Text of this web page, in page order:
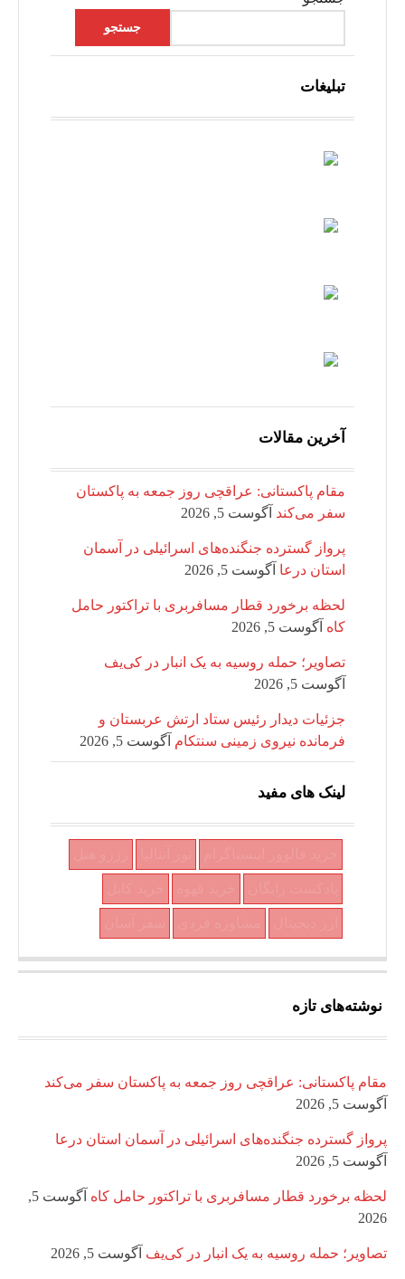
جستجو
تبلیغات
آخرین مقالات
مقام پاکستانی: عراقچی روز جمعه به پاکستان
سفر می‌کند آگوست 5, 2026
پرواز گسترده جنگنده‌های اسرائیلی در آسمان
استان درعا آگوست 5, 2026
لحظه برخورد قطار مسافربری با تراکتور حامل
کاه آگوست 5, 2026
تصاویر؛ حمله روسیه به یک انبار در کی‌یف
آگوست 5, 2026
جزئیات دیدار رئیس ستاد ارتش عربستان و
فرمانده نیروی زمینی سنتکام آگوست 5, 2026
لینک های مفید
نوشته‌های تازه
مقام پاکستانی: عراقچی روز جمعه به پاکستان سفر می‌کند
آگوست 5, 2026
پرواز گسترده جنگنده‌های اسرائیلی در آسمان استان درعا
آگوست 5, 2026
لحظه برخورد قطار مسافربری با تراکتور حامل کاه
آگوست 5,
2026
تصاویر؛ حمله روسیه به یک انبار در کی‌یف آگوست 5, 2026